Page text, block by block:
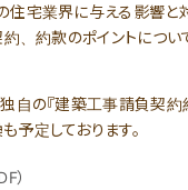
宅業界に与える影響と
款のポイントについ
自の『建築工事請負契約
予定しております。
）